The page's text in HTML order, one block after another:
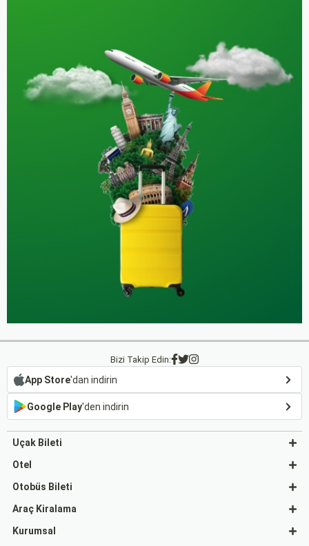
Bizi Takip Edin:
App Store'dan indirin
Google Play'den indirin
Uçak Bileti
Otel
Otobüs Bileti
Araç Kiralama
Kurumsal